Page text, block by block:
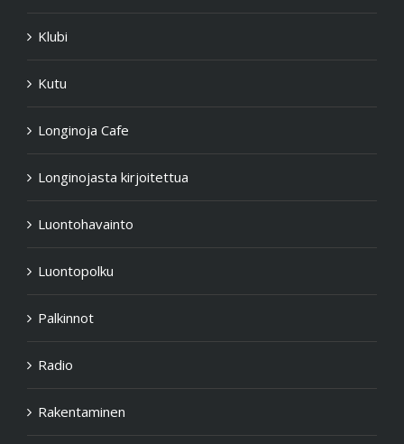
Klubi
Kutu
Longinoja Cafe
Longinojasta kirjoitettua
Luontohavainto
Luontopolku
Palkinnot
Radio
Rakentaminen